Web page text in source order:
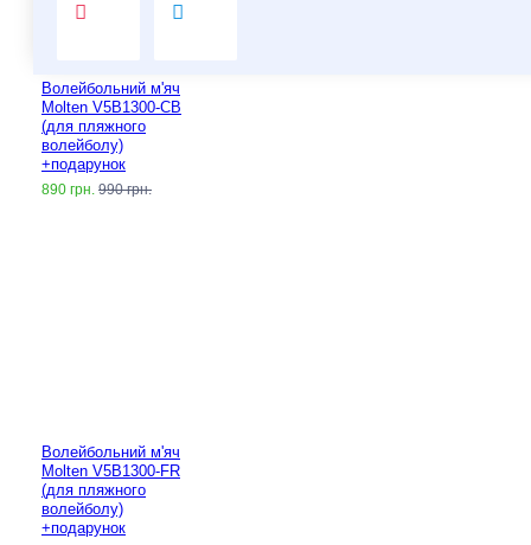
Волейбольний м'яч
Molten V5B1300-CB
(для пляжного
волейболу)
+подарунок
890 грн. 990 грн.
Волейбольний м'яч
Molten V5B1300-FR
(для пляжного
волейболу)
+подарунок